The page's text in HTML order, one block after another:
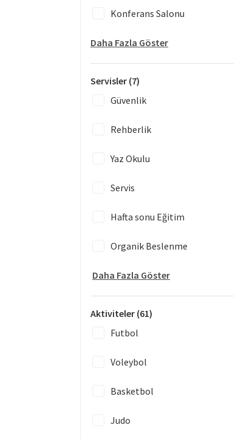
Konferans Salonu
Daha Fazla Göster
Servisler (7)
Güvenlik
Rehberlik
Yaz Okulu
Servis
Hafta sonu Eğitim
Organik Beslenme
Daha Fazla Göster
Aktiviteler (61)
Futbol
Voleybol
Basketbol
Judo